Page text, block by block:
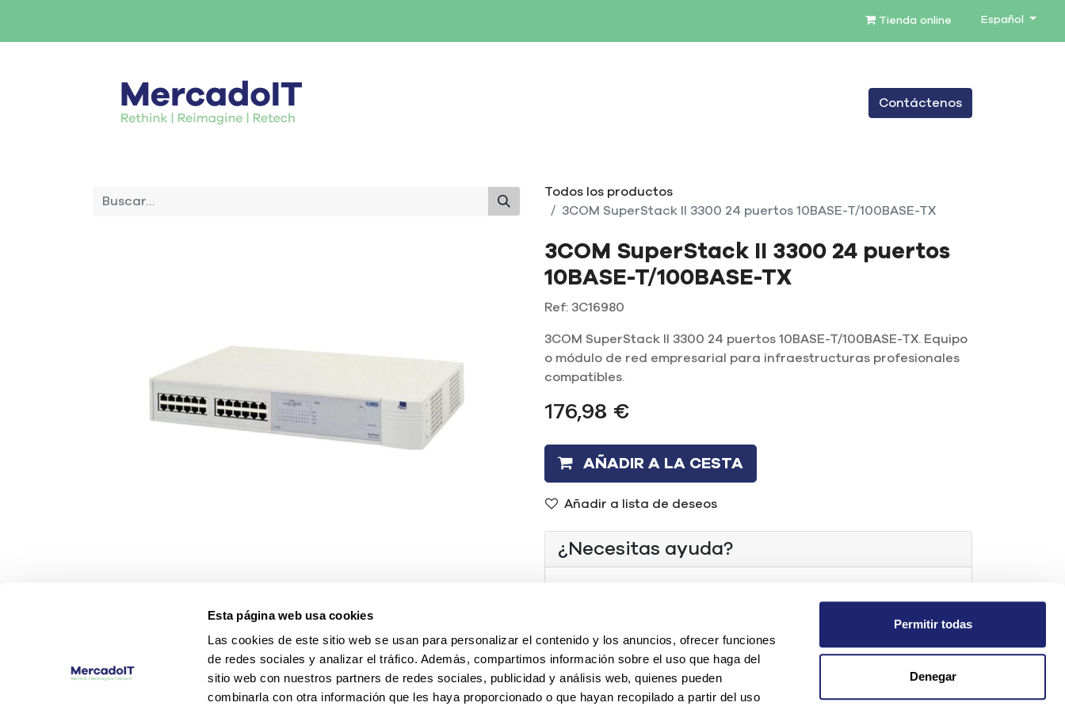
Esta página web usa cookies
Las cookies de este sitio web se usan para personalizar el contenido y los anuncios, ofrecer funciones
de redes sociales y analizar el tráfico. Además, compartimos información sobre el uso que haga del
sitio web con nuestros partners de redes sociales, publicidad y análisis web, quienes pueden
combinarla con otra información que les haya proporcionado o que hayan recopilado a partir del uso
Permitir todas
Denegar
Tienda online Español
BLOG
Contáctenos
Todos los productos
3COM SuperStack II 3300 24 puertos 10BASE-T/100BASE-TX
3COM SuperStack II 3300 24 puertos
10BASE-T/100BASE-TX
Ref: 3C16980
3COM SuperStack II 3300 24 puertos 10BASE-T/100BASE-TX. Equipo
o módulo de red empresarial para infraestructuras profesionales
compatibles.
176,98 €
AÑADIR A LA CESTA
Añadir a lista de deseos
¿Necesitas ayuda?
O chatea con nosotros
Tipo:REF